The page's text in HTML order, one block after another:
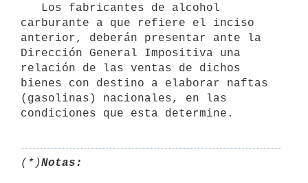
carburante a que refiere el inciso
anterior, deberán presentar ante la
Dirección General Impositiva una
relación de las ventas de dichos
bienes con destino a elaborar naftas
(gasolinas) nacionales, en las
(*)Notas: